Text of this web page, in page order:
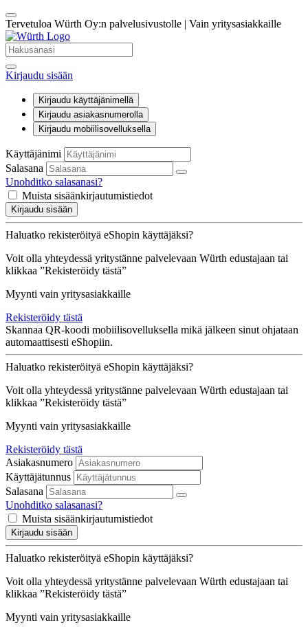
Tervetuloa Würth Oy:n palvelusivustolle | Vain yritysasiakkaille
Kirjaudu sisään
Kirjaudu käyttäjänimellä
Kirjaudu asiakasnumerolla
Kirjaudu mobiilisovelluksella
Käyttäjänimi
Salasana
Unohditko salasanasi?
Muista sisäänkirjautumistiedot
Kirjaudu sisään
Haluatko rekisteröityä eShopin käyttäjäksi?
Voit olla yhteydessä yritystänne palvelevaan Würth edustajaan tai
klikkaa ”Rekisteröidy tästä”
Myynti vain yritysasiakkaille
Rekisteröidy tästä
Skannaa QR-koodi mobiilisovelluksella mikä jälkeen sinut ohjataan
automaattisesti eShopiin.
Haluatko rekisteröityä eShopin käyttäjäksi?
Voit olla yhteydessä yritystänne palvelevaan Würth edustajaan tai
klikkaa ”Rekisteröidy tästä”
Myynti vain yritysasiakkaille
Rekisteröidy tästä
Asiakasnumero
Käyttäjätunnus
Salasana
Unohditko salasanasi?
Muista sisäänkirjautumistiedot
Kirjaudu sisään
Haluatko rekisteröityä eShopin käyttäjäksi?
Voit olla yhteydessä yritystänne palvelevaan Würth edustajaan tai
klikkaa ”Rekisteröidy tästä”
Myynti vain yritysasiakkaille